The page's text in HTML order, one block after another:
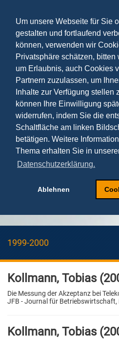
Um unsere Webseite für Sie
gestalten und fortlaufend
können, verwenden wir
Privatsphäre schätzen, bitten
um Erlaubnis, auch Cookies
Partnern zuzulassen, um
Inhalte zur Verfügung stellen
können Ihre Einwilligung
widerrufen, indem Sie die
Schaltfläche am linken
betätigen. Weitere
Thema erhalten Sie in
Datenschutzerklärung.
Ablehnen
Fachartikel
Top-Fachartikel
2023-2026
2021-2022
2019-2020
2017-2018
2015-2016
2013-2014
2011-2012
2009-2010
2007-2008
2005-2006
1999-2000
1997-1998
1999-2000
Kollmann, Tobias
Die Messung der Akzeptanz bei
JFB - Journal für Betriebswirtschaft,
Kollmann, Tobias